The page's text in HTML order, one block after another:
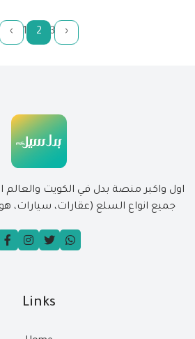
‹ 1 2 3 ›
اول واكبر منصة بدل في الكويت والعالم
جميع انواع السلع (عقارات، سيارات،
Links